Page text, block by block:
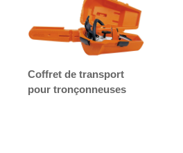
Coffret de transport
pour tronçonneuses